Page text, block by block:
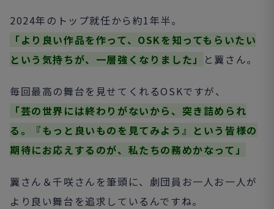
2024年のトップ就任から約1年半。
「より良い作品を作って、OSKを知ってもらいたい
という気持ちが、一層強くなりました」
と翼さん。
毎回最高の舞台を見せてくれるOSKですが、
「芸の世界には終わりがないから、突き詰められ
る。『もっと良いものを見てみよう』という皆様の
期待にお応えするのが、私たちの務めかなって」
翼さん＆千咲さんを筆頭に、劇団員お一人お一人が
より良い舞台を追求しているんですね。